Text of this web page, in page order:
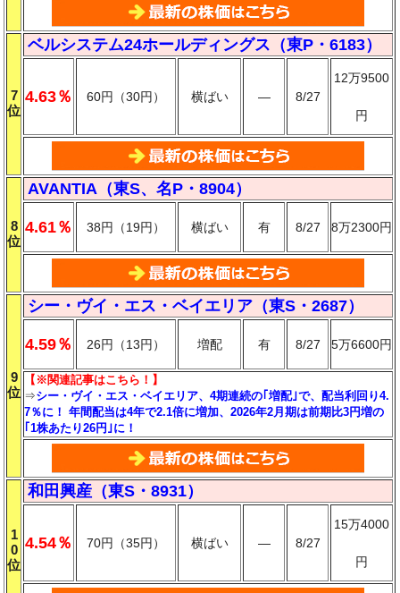
7
位
ベルシステム24ホールディングス（東P・6183）
4.63％ 60円（30円） 横ばい ― 8/27
12万9500
円
8
位
AVANTIA（東S、名P・8904）
4.61％ 38円（19円） 横ばい 有 8/27 8万2300円
9
位
シー・ヴイ・エス・ベイエリア（東S・2687）
4.59％ 26円（13円） 増配 有 8/27 5万6600円
【※関連記事はこちら！】
⇒シー・ヴイ・エス・ベイエリア、4期連続の｢増配｣で、配当利回り4.
7％に！ 年間配当は4年で2.1倍に増加、2026年2月期は前期比3円増の
｢1株あたり26円｣に！
1
0
位
和田興産（東S・8931）
4.54％ 70円（35円） 横ばい ― 8/27
15万4000
円